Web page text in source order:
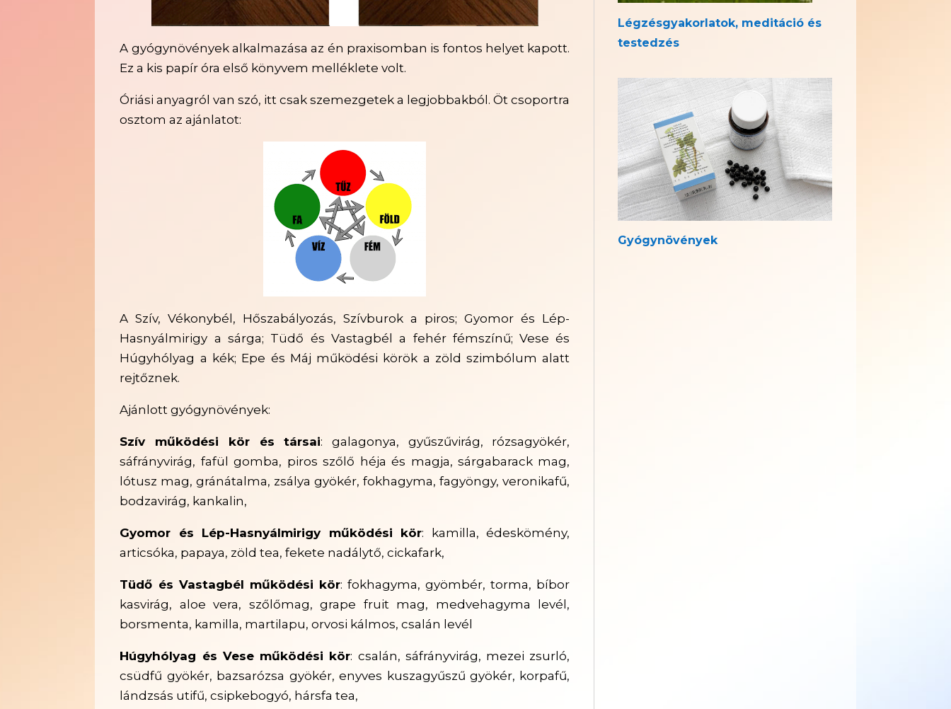
A gyógynövények alkalmazása az én praxisomban is fontos helyet kapott.
Ez a kis papír óra első könyvem melléklete volt.
Óriási anyagról van szó, itt csak szemezgetek a legjobbakból. Öt csoportra
osztom az ajánlatot:
A Szív, Vékonybél, Hőszabályozás, Szívburok a piros; Gyomor és Lép-
Hasnyálmirigy a sárga; Tüdő és Vastagbél a fehér fémszínű; Vese és
Húgyhólyag a kék; Epe és Máj működési körök a zöld szimbólum alatt
rejtőznek.
Ajánlott gyógynövények:
Szív működési kör és társai: galagonya, gyűszűvirág, rózsagyökér,
sáfrányvirág, fafül gomba, piros szőlő héja és magja, sárgabarack mag,
lótusz mag, gránátalma, zsálya gyökér, fokhagyma, fagyöngy, veronikafű,
bodzavirág, kankalin,
Gyomor és Lép-Hasnyálmirigy működési kör: kamilla, édeskömény,
articsóka, papaya, zöld tea, fekete nadálytő, cickafark,
Tüdő és Vastagbél működési kör: fokhagyma, gyömbér, torma, bíbor
kasvirág, aloe vera, szőlőmag, grape fruit mag, medvehagyma levél,
borsmenta, kamilla, martilapu, orvosi kálmos, csalán levél
Húgyhólyag és Vese működési kör: csalán, sáfrányvirág, mezei zsurló,
csüdfű gyökér, bazsarózsa gyökér, enyves kuszagyűszű gyökér, korpafű,
lándzsás utifű, csipkebogyó, hársfa tea,
Légzésgyakorlatok, meditáció és
testedzés
Gyógynövények